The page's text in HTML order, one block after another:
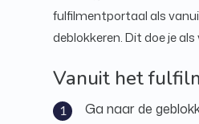
fulfilmentportaal als
deblokkeren. Dit doe je als
Vanuit het
Ga naar de